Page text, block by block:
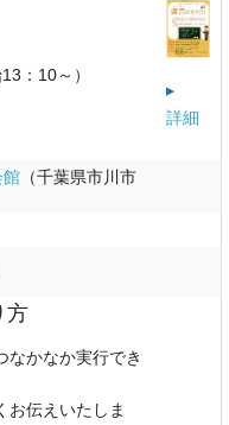
：10～）
詳細
館（千葉県市川市
方
なかなか実行でき
お伝えいたしま